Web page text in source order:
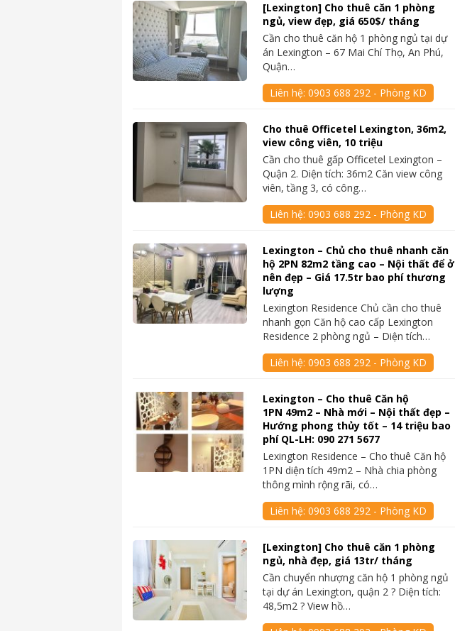
[Lexington] Cho thuê căn 1 phòng
ngủ, view đẹp, giá 650$/ tháng
Cần cho thuê căn hộ 1 phòng ngủ tại dự
án Lexington – 67 Mai Chí Thọ, An Phú,
Quận…
Liên hệ:0903 688 292 - Phòng KD
Cho thuê Officetel Lexington, 36m2,
view công viên, 10 triệu
Cần cho thuê gấp Officetel Lexington –
Quận 2. Diện tích: 36m2 Căn view công
viên, tầng 3, có công…
Liên hệ:0903 688 292 - Phòng KD
Lexington – Chủ cho thuê nhanh căn
hộ 2PN 82m2 tầng cao – Nội thất để ở
nên đẹp – Giá 17.5tr bao phí thương
lượng
Lexington Residence Chủ cần cho thuê
nhanh gọn Căn hộ cao cấp Lexington
Residence 2 phòng ngủ – Diện tích…
Liên hệ:0903 688 292 - Phòng KD
Lexington – Cho thuê Căn hộ
1PN 49m2 – Nhà mới – Nội thất đẹp –
Hướng phong thủy tốt – 14 triệu bao
phí QL-LH: 090 271 5677
Lexington Residence – Cho thuê Căn hộ
1PN diện tích 49m2 – Nhà chia phòng
thông mình rộng rãi, có…
Liên hệ:0903 688 292 - Phòng KD
[Lexington] Cho thuê căn 1 phòng
ngủ, nhà đẹp, giá 13tr/ tháng
Cần chuyển nhượng căn hộ 1 phòng ngủ
tại dự án Lexington, quận 2 ? Diện tích:
48,5m2 ? View hồ…